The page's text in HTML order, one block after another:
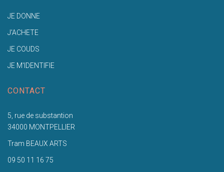
JE DONNE
J'ACHETE
JE COUDS
JE M'IDENTIFIE
CONTACT
5, rue de substantion
34000 MONTPELLIER
Tram BEAUX ARTS
09 50 11 16 75